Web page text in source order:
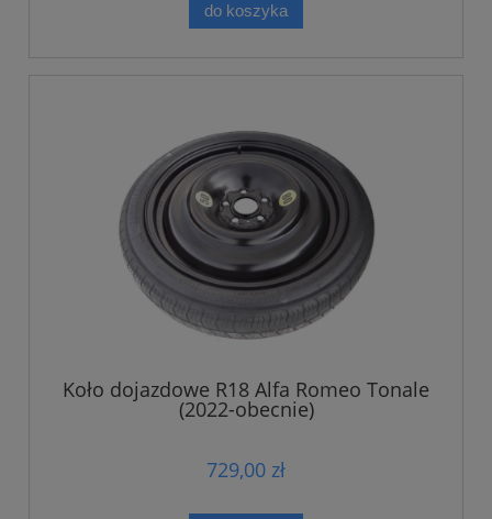
do koszyka
Koło dojazdowe R18 Alfa Romeo Tonale
(2022-obecnie)
729,00 zł